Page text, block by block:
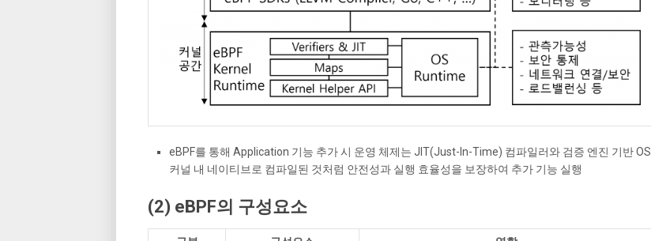
eBPF를 통해 Application 기능 추가 시 운영 체제는 JIT(Just-In-Time) 컴파일러와 검증 엔진 기반 OS
커널 내 네이티브로 컴파일된 것처럼 안전성과 실행 효율성을 보장하여 추가 기능 실행
(2) eBPF의 구성요소